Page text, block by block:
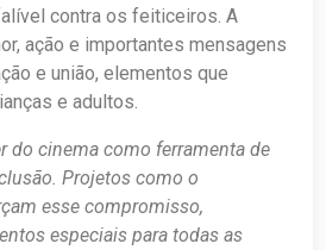
contra os feiticeiros. A
ação e importantes mensagens
e união, elementos que
e adultos.
do cinema como ferramenta de
Projetos como o
esse compromisso,
especiais para todas as